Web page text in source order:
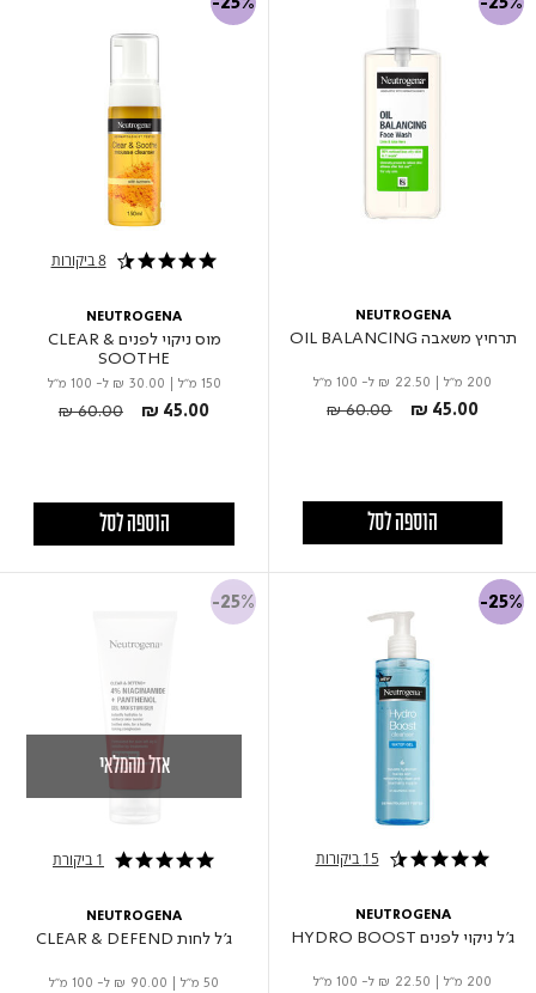
NEUTROGENA
תרחיץ משאבה OIL BALANCING
200 מ"ל ₪ 22.50 ל- 100 מ"ל
₪ 45.00
Price reduced from
₪ 60.00to
הוספה לסל
4.4 star rating 8 ביקורות
NEUTROGENA
מוס ניקוי לפנים CLEAR &
SOOTHE
150 מ"ל ₪ 30.00 ל- 100 מ"ל
₪ 45.00
Price reduced from
₪ 60.00to
הוספה לסל
4.5 star rating 15 ביקורות
-25%
NEUTROGENA
ג'ל ניקוי לפנים HYDRO BOOST
200 מ"ל ₪ 22.50 ל- 100 מ"ל
אזל מהמלאי
5.0 star rating 1 ביקורת
-25%
NEUTROGENA
ג'ל לחות CLEAR & DEFEND
50 מ"ל ₪ 90.00 ל- 100 מ"ל